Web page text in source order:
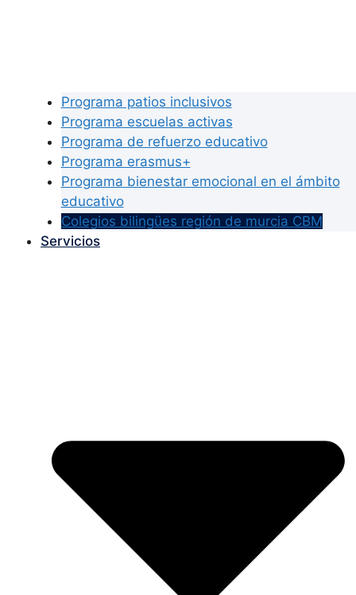
Programa patios inclusivos
Programa escuelas activas
Programa de refuerzo educativo
Programa erasmus+
Programa bienestar emocional en el ámbito
educativo
Colegios bilingües región de murcia CBM
Servicios